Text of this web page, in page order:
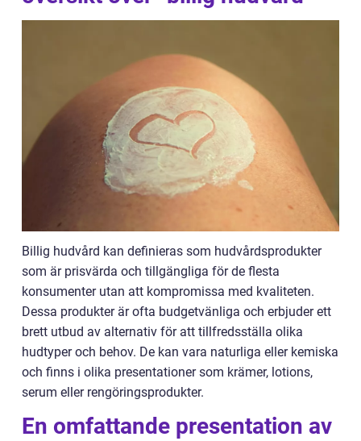
Billig hudvård kan definieras som hudvårdsprodukter
som är prisvärda och tillgängliga för de flesta
konsumenter utan att kompromissa med kvaliteten.
Dessa produkter är ofta budgetvänliga och erbjuder ett
brett utbud av alternativ för att tillfredsställa olika
hudtyper och behov. De kan vara naturliga eller kemiska
och finns i olika presentationer som krämer, lotions,
serum eller rengöringsprodukter.
En omfattande presentation av